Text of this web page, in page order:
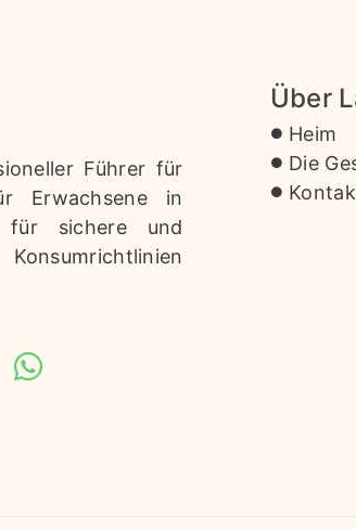
Führer für
Erwachsene in
sichere und
Über
Heim
Die